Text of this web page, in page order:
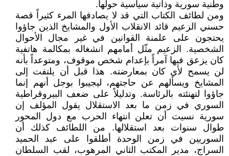
وطنية سورية وذاتية سياسية حولها.
ومن لطائف الكتاب التي قد لا يصادفها المرء كثيراً قصة
حسني الزعيم قائد الانقلاب الأول والمشايخ الذين جاؤوا
يحتجون على علمنة القوانين في غير مجال الأحوال
الشخصية. الزعيم مثّل أمامهم انشغاله بمكالمة هاتفية
كان يزعق فيها آمراً بإعدام شخص موقوف، ومتوعداً بأنه
لن يسمح لأي كان بمعارضته. هذا قبل أن يلتفت إلى
المشايخ ويسألهم عن حاجتهم، ليجيبوا بوجل أنهم إنما
جاؤوا لتهنئته بالرئاسة. وتدليلاً على ضعف البيروقراطية
السوري في زمن ما بعد الاستقلال يقول المؤلف إن
سورية نسيت أن تعلن انتهاء الحرب مع دول المحور
طوال سنوات بعد استقلالها. من اللطائف كذلك أن
السوريين في زمن الوحدة أطلقوا على عبد الحميد
السراج، مدير المكتب الثاني المرهوب، لقب السلطان